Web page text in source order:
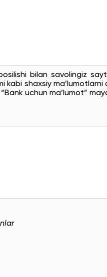
bilan savolingiz
shaxsiy ma’lumotlarni
uchun ma’lumot”